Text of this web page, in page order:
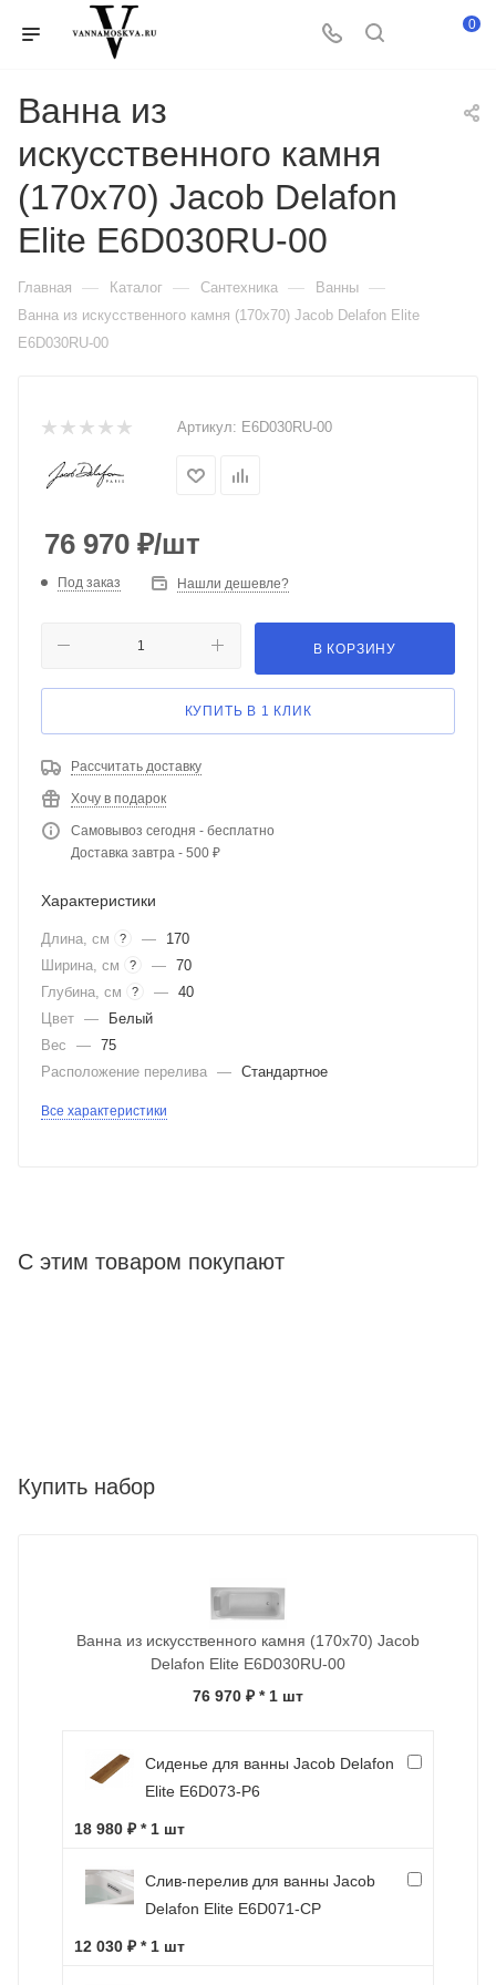
0
Ванна из
искусственного камня
(170x70) Jacob Delafon
Elite E6D030RU-00
Главная — Каталог — Сантехника — Ванны —
Ванна из искусственного камня (170x70) Jacob Delafon Elite
E6D030RU-00
Артикул: E6D030RU-00
76 970 ₽/шт
Под заказ Нашли дешевле?
В КОРЗИНУ
КУПИТЬ В 1 КЛИК
Рассчитать доставку
Хочу в подарок
Самовывоз сегодня - бесплатно
Доставка завтра - 500 ₽
Характеристики
Длина, см ? —
170
Ширина, см
? — 70
Глубина, см
? — 40
Цвет —
Белый
Вес
— 75
Расположение перелива — Стандартное
Все характеристики
С этим товаром покупают
Купить набор
Ванна из искусственного камня (170x70) Jacob
Delafon Elite E6D030RU-00
76 970 ₽ * 1 шт
Сиденье для ванны Jacob Delafon
Elite E6D073-P6
18 980 ₽ * 1 шт
Слив-перелив для ванны Jacob
Delafon Elite E6D071-CP
12 030 ₽ * 1 шт